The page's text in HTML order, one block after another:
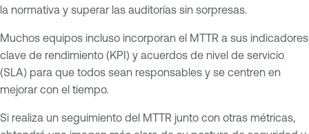
la normativa y superar las auditorías sin sorpresas.
Muchos equipos incluso incorporan el MTTR a sus indicadores
clave de rendimiento (KPI) y acuerdos de nivel de servicio
(SLA) para que todos sean responsables y se centren en
mejorar con el tiempo.
Si realiza un seguimiento del MTTR junto con otras métricas,